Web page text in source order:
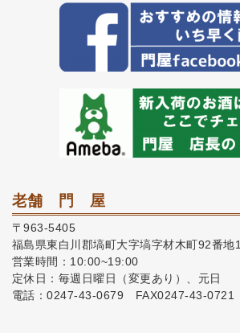
老舗 門 屋
〒963-5405
福島県東白川郡塙町大字塙字材木町92番地1
営業時間：10:00~19:00
定休日：毎週日曜日（変更あり）、元日
電話：0247-43-0679 FAX0247-43-0721